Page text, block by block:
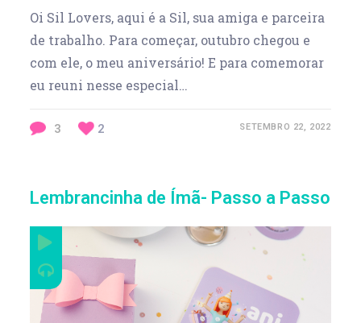
Oi Sil Lovers, aqui é a Sil, sua amiga e parceira
de trabalho. Para começar, outubro chegou e
com ele, o meu aniversário! E para comemorar
eu reuni nesse especial…
3 2 SETEMBRO 22, 2022
Lembrancinha de Ímã- Passo a Passo